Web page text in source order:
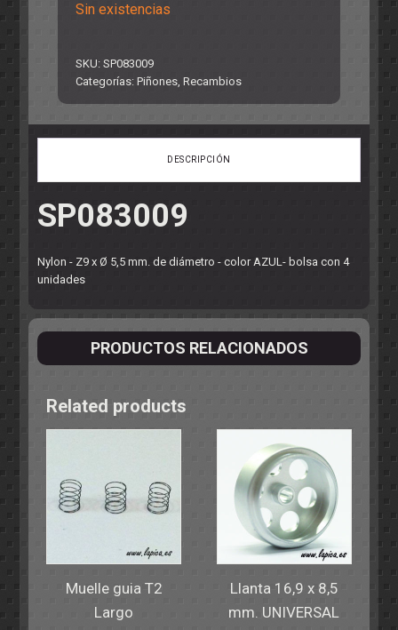
Sin existencias
SKU:SP083009
Categorías:Piñones ,Recambios
DESCRIPCIÓN
SP083009
Nylon - Z9 x Ø 5,5 mm. de diámetro - color AZUL- bolsa con 4
unidades
PRODUCTOS RELACIONADOS
Related products
Muelle guia T2
Largo
Llanta 16,9 x 8,5
mm. UNIVERSAL